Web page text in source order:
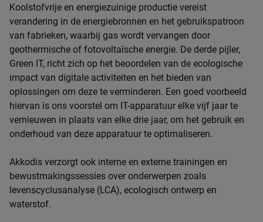
Koolstofvrije en energiezuinige productie vereist
verandering in de energiebronnen en het gebruikspatroon
van fabrieken, waarbij gas wordt vervangen door
geothermische of fotovoltaïsche energie. De derde pijler,
Green IT, richt zich op het beoordelen van de ecologische
impact van digitale activiteiten en het bieden van
oplossingen om deze te verminderen. Een goed voorbeeld
hiervan is ons voorstel om IT-apparatuur elke vijf jaar te
vernieuwen in plaats van elke drie jaar, om het gebruik en
onderhoud van deze apparatuur te optimaliseren.
Akkodis verzorgt ook interne en externe trainingen en
bewustmakingssessies over onderwerpen zoals
levenscyclusanalyse (LCA), ecologisch ontwerp en
waterstof.